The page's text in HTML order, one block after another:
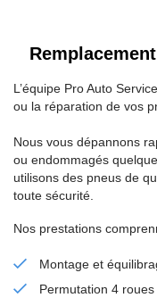
L’équipe Pro Auto
ou la réparation de vos
Nous vous dépannons
ou endommagés
utilisons des pneus de
toute sécurité.
Nos prestations
Montage et
Permutation 4